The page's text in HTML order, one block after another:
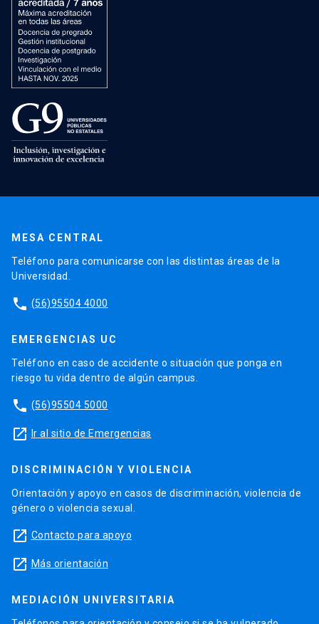
MESA CENTRAL
Teléfono para comunicarse con las distintas áreas de la
Universidad.
phone (56)95504 4000
EMERGENCIAS UC
Teléfono en caso de accidente o situación que ponga en
riesgo tu vida dentro de algún campus.
phone (56)95504 5000
launch Ir al sitio de Emergencias
DISCRIMINACIÓN Y VIOLENCIA
Orientación y apoyo en casos de discriminación, violencia de
género o violencia sexual.
launch Contacto para apoyo
launch Más orientación
MEDIACIÓN UNIVERSITARIA